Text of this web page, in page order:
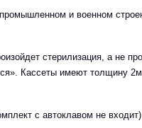
и военном
стерилизация, а не
Кассеты имеют толщину
с автоклавом не